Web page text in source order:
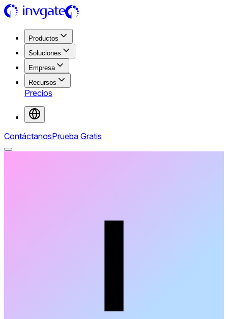
Productos
Soluciones
Empresa
Recursos
Precios
ContáctanosPrueba Gratis